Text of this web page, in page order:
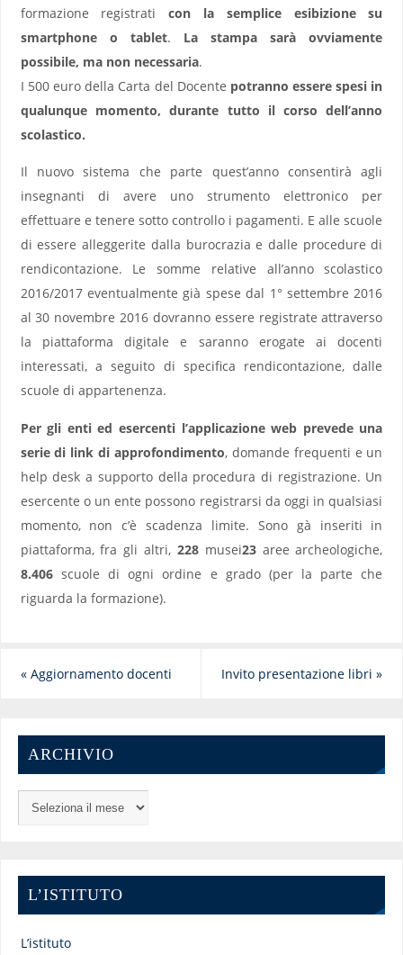
formazione registraticon la semplice esibizione su
smartphone o tablet. La stampa sarà ovviamente
possibile, ma non necessaria.
I 500 euro della Carta del Docente potranno essere spesi in
qualunque momento, durante tutto il corso dell’anno
scolastico.
Il nuovo sistema che parte quest’anno consentirà agli
insegnanti di avere uno strumento elettronico per
effettuare e tenere sotto controllo i pagamenti. E alle scuole
di essere alleggerite dalla burocrazia e dalle procedure di
rendicontazione. Le somme relative all’anno scolastico
2016/2017 eventualmente già spese dal 1° settembre 2016
al 30 novembre 2016 dovranno essere registrate attraverso
la piattaforma digitale e saranno erogate ai docenti
interessati, a seguito di specifica rendicontazione, dalle
scuole di appartenenza.
Per gli enti ed esercenti l’applicazione web prevede una
serie di link di approfondimento, domande frequenti e un
help desk a supporto della procedura di registrazione. Un
esercente o un ente possono registrarsi da oggi in qualsiasi
momento, non c’è scadenza limite. Sono gà inseriti in
piattaforma, fra gli altri, 228musei23 aree archeologiche,
8.406 scuole di ogni ordine e grado (per la parte che
riguarda la formazione).
«Aggiornamento docenti Invito presentazione libri»
ARCHIVIO
L’ISTITUTO
L’istituto